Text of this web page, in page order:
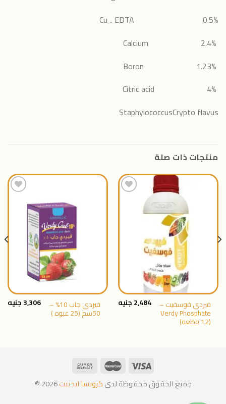
Cu .. EDTA 0.5%
StaphylococcusCrypto flavus
منتجات ذات صلة
فيردي فوسفيت –
Verdy Phosphate
(12 قطعه)
2,484جنيه
المفضلة
فيردي جاب 10% –
50سم (25 عبوه )
3,306جنيه
جميع الحقوق محفوظة لدىكروبسا ايجيبت2026 ©